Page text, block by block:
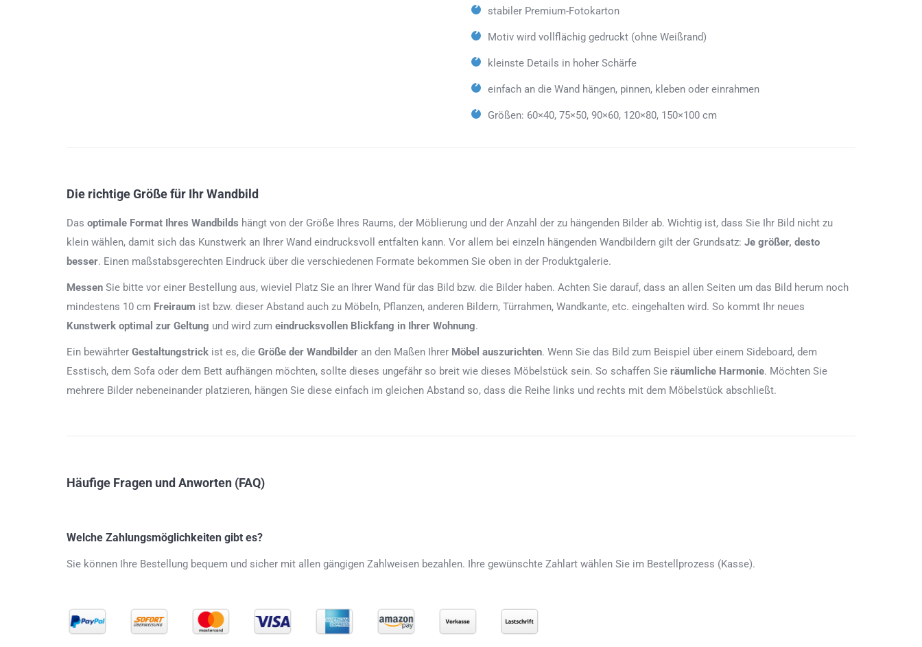
stabiler Premium-Fotokarton
Motiv wird vollflächig gedruckt (ohne Weißrand)
kleinste Details in hoher Schärfe
einfach an die Wand hängen, pinnen, kleben oder einrahmen
Größen: 60×40, 75×50, 90×60, 120×80, 150×100 cm
Die richtige Größe für Ihr Wandbild
Das optimale Format Ihres Wandbilds hängt von der Größe Ihres Raums, der Möblierung und der Anzahl der zu hängenden Bilder ab. Wichtig ist, dass Sie Ihr Bild nicht zu
klein wählen, damit sich das Kunstwerk an Ihrer Wand eindrucksvoll entfalten kann. Vor allem bei einzeln hängenden Wandbildern gilt der Grundsatz: Je größer, desto
besser. Einen maßstabsgerechten Eindruck über die verschiedenen Formate bekommen Sie oben in der Produktgalerie.
Messen Sie bitte vor einer Bestellung aus, wieviel Platz Sie an Ihrer Wand für das Bild bzw. die Bilder haben. Achten Sie darauf, dass an allen Seiten um das Bild herum noch
mindestens 10 cm Freiraum ist bzw. dieser Abstand auch zu Möbeln, Pflanzen, anderen Bildern, Türrahmen, Wandkante, etc. eingehalten wird. So kommt Ihr neues
Kunstwerk optimal zur Geltung und wird zum eindrucksvollen Blickfang in Ihrer Wohnung.
Ein bewährter Gestaltungstrick ist es, die Größe der Wandbilder an den Maßen Ihrer Möbel auszurichten. Wenn Sie das Bild zum Beispiel über einem Sideboard, dem
Esstisch, dem Sofa oder dem Bett aufhängen möchten, sollte dieses ungefähr so breit wie dieses Möbelstück sein. So schaffen Sie räumliche Harmonie. Möchten Sie
mehrere Bilder nebeneinander platzieren, hängen Sie diese einfach im gleichen Abstand so, dass die Reihe links und rechts mit dem Möbelstück abschließt.
Häufige Fragen und Anworten (FAQ)
Welche Zahlungsmöglichkeiten gibt es?
Sie können Ihre Bestellung bequem und sicher mit allen gängigen Zahlweisen bezahlen. Ihre gewünschte Zahlart wählen Sie im Bestellprozess (Kasse).